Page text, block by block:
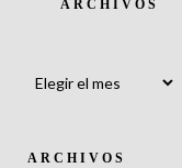
ARCHIVOS
ARCHIVOS